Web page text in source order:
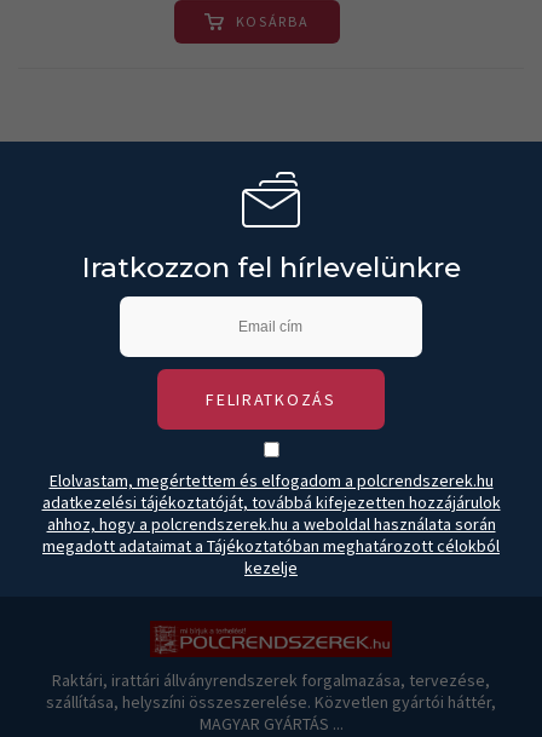
KOSÁRBA
Iratkozzon fel hírlevelünkre
FELIRATKOZÁS
Elolvastam, megértettem és elfogadom a polcrendszerek.hu
adatkezelési tájékoztatóját, továbbá kifejezetten hozzájárulok
ahhoz, hogy a polcrendszerek.hu a weboldal használata során
megadott adataimat a Tájékoztatóban meghatározott célokból
kezelje
Raktári, irattári állványrendszerek forgalmazása, tervezése,
szállítása, helyszíni összeszerelése. Közvetlen gyártói háttér,
MAGYAR GYÁRTÁS ...